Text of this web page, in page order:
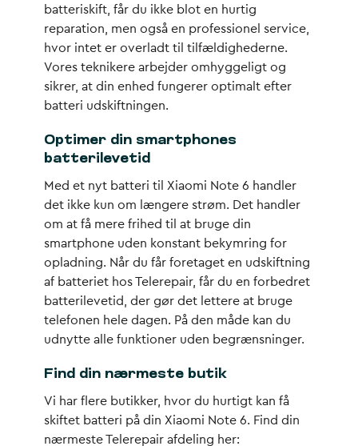
batteriskift, får du ikke blot en hurtig
reparation, men også en professionel service,
hvor intet er overladt til tilfældighederne.
Vores teknikere arbejder omhyggeligt og
sikrer, at din enhed fungerer optimalt efter
batteri udskiftningen.
Optimer din smartphones
batterilevetid
Med et nyt batteri til Xiaomi Note 6 handler
det ikke kun om længere strøm. Det handler
om at få mere frihed til at bruge din
smartphone uden konstant bekymring for
opladning. Når du får foretaget en udskiftning
af batteriet hos Telerepair, får du en forbedret
batterilevetid, der gør det lettere at bruge
telefonen hele dagen. På den måde kan du
udnytte alle funktioner uden begrænsninger.
Find din nærmeste butik
Vi har flere butikker, hvor du hurtigt kan få
skiftet batteri på din Xiaomi Note 6. Find din
nærmeste Telerepair afdeling her: